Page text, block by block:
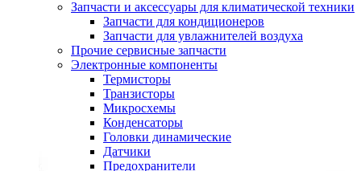
Запчасти и аксессуары для климатической техники
Запчасти для кондиционеров
Запчасти для увлажнителей воздуха
Прочие сервисные запчасти
Электронные компоненты
Термисторы
Транзисторы
Микросхемы
Конденсаторы
Головки динамические
Датчики
Предохранители